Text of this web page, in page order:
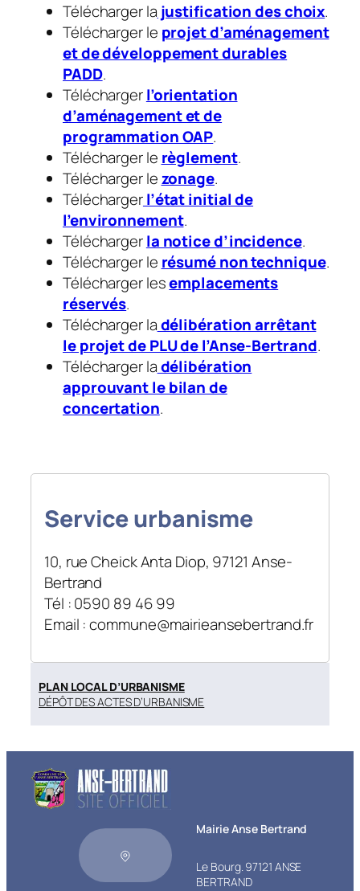
Télécharger la justification des choix.​
Télécharger le projet d’aménagement
et de développement durables
PADD.​
Téléchargerl’orientation
d’aménagement et de
programmation OAP.​
Télécharger le règlement.​
Télécharger lezonage.​
Téléchargerl’état initial de
l’environnement.​
Téléchargerla notice d’incidence.​
Télécharger le résumé non technique.​
Télécharger lesemplacements
réservés.​
Télécharger ladélibération arrêtant
le projet de PLU de l’Anse-Bertrand.​
Télécharger ladélibération
approuvant le bilan de
concertation.​
Service urbanisme
10, rue Cheick Anta Diop, 97121 Anse-
Bertrand
Tél : 0590 89 46 99
Email : commune@mairieansebertrand.fr
PLAN LOCAL D’URBANISME
DÉPÔT DES ACTES D’URBANISME
Mairie Anse Bertrand
Le Bourg. 97121 ANSE
BERTRAND